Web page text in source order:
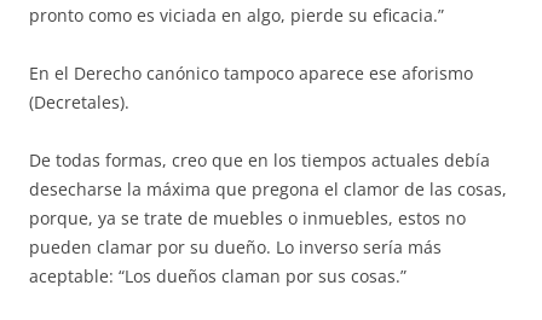
pron­to como es viciada en algo, pierde su eficacia.”
En el Derecho canónico tampoco aparece ese aforismo
(Decretales).
De todas formas, creo que en los tiempos actuales debía
desecharse la máxima que pregona el clamor de las cosas,
porque, ya se trate de mue­bles o inmuebles, estos no
pueden clamar por su dueño. Lo inverso sería más
aceptable: “Los dueños claman por sus cosas.”